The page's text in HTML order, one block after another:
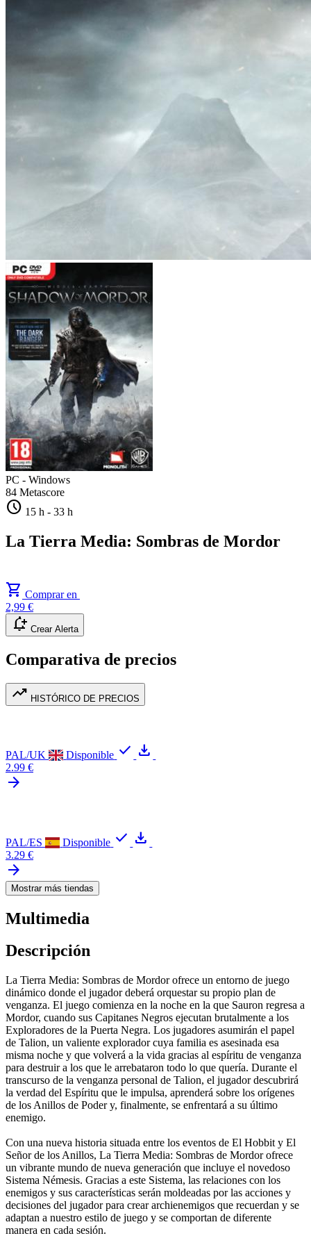
PC - Windows
84 Metascore
schedule 15 h - 33 h
La Tierra Media: Sombras de Mordor
shopping_cart Comprar en
2,99 €
notification_add Crear Alerta
Comparativa de precios
trending_up HISTÓRICO DE PRECIOS
PAL/UK Disponible check download
2.99 €
arrow_forward
PAL/ES Disponible check download
3.29 €
arrow_forward
Mostrar más tiendas
Multimedia
Descripción
La Tierra Media: Sombras de Mordor ofrece un entorno de juego
dinámico donde el jugador deberá orquestar su propio plan de
venganza. El juego comienza en la noche en la que Sauron regresa a
Mordor, cuando sus Capitanes Negros ejecutan brutalmente a los
Exploradores de la Puerta Negra. Los jugadores asumirán el papel
de Talion, un valiente explorador cuya familia es asesinada esa
misma noche y que volverá a la vida gracias al espíritu de venganza
para destruir a los que le arrebataron todo lo que quería. Durante el
transcurso de la venganza personal de Talion, el jugador descubrirá
la verdad del Espíritu que le impulsa, aprenderá sobre los orígenes
de los Anillos de Poder y, finalmente, se enfrentará a su último
enemigo.
Con una nueva historia situada entre los eventos de El Hobbit y El
Señor de los Anillos, La Tierra Media: Sombras de Mordor ofrece
un vibrante mundo de nueva generación que incluye el novedoso
Sistema Némesis. Gracias a este Sistema, las relaciones con los
enemigos y sus características serán moldeadas por las acciones y
decisiones del jugador para crear archienemigos que recuerdan y se
adaptan a nuestro estilo de juego y se comportan de diferente
manera en cada sesión.